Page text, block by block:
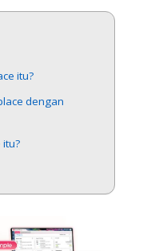
itu?
dengan
itu?